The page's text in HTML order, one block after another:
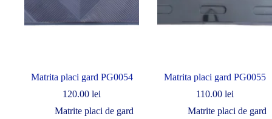
Matrita placi gard PG0054
120.00 lei
Matrite placi de gard
Matrita placi gard PG0055
110.00 lei
Matrite placi de gard